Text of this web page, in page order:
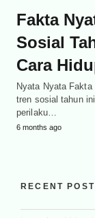
Fakta
Sosial
Cara
Nyata Nyata
tren sosial tahun
perilaku…
6 months ago
RECENT